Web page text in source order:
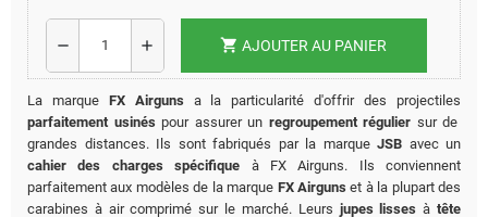
remove add shopping_cart AJOUTER AU PANIER
La marque FX Airgunsa la particularité d'offrir des projectiles
parfaitement usinéspour assurer un regroupement régulier sur de
grandes distances. Ils sont fabriqués par la marque JSB avec un
cahier des charges spécifique à FX Airguns. Ils conviennent
parfaitement aux modèles de la marque FX Airgunset à la plupart des
carabines à air comprimé sur le marché. Leurs jupes lisses àtête